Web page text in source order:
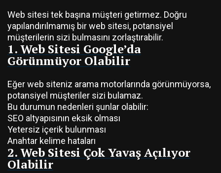
Web sitesi tek başına müşteri getirmez. Doğru
yapılandırılmamış bir web sitesi, potansiyel
müşterilerin sizi bulmasını zorlaştırabilir.
1. Web Sitesi Google’da
Görünmüyor Olabilir
Eğer web siteniz arama motorlarında görünmüyorsa,
potansiyel müşteriler sizi bulamaz.
Bu durumun nedenleri şunlar olabilir:
SEO altyapısının eksik olması
Yetersiz içerik bulunması
Anahtar kelime hataları
2. Web Sitesi Çok Yavaş Açılıyor
Olabilir